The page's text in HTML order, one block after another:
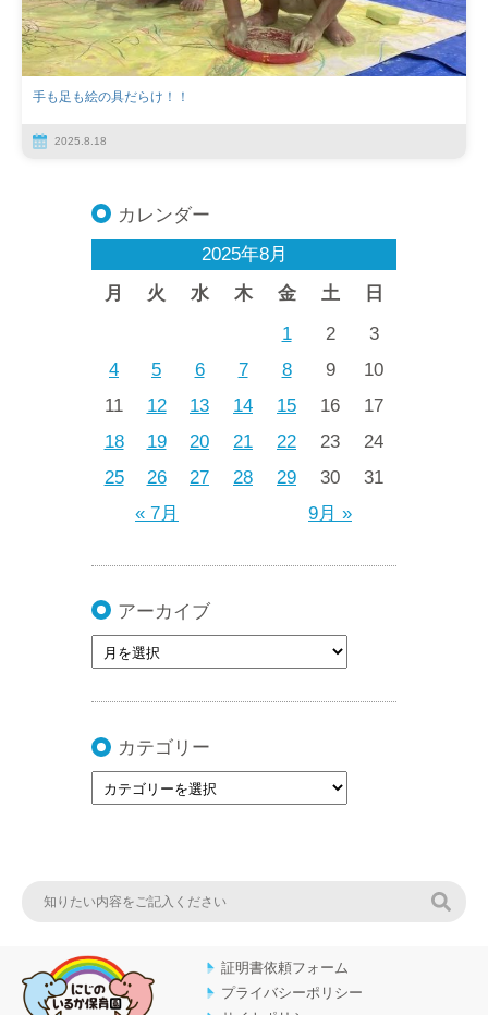
手も足も絵の具だらけ！！
2025.8.18
カレンダー
2025年8月
月
火 水 木 金 土 日
« 7月 9月 »
1 2
3
4
5 6 7 8 9
10
11
12 13 14 15 16
17
18
19 20 21 22 23
24
25
26 27 28 29 30 31
アーカイブ
カテゴリー
証明書依頼フォーム
プライバシーポリシー